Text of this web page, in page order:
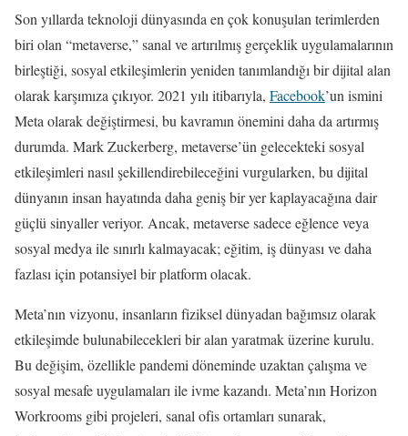
Son yıllarda teknoloji dünyasında en çok konuşulan terimlerden
biri olan “metaverse,” sanal ve artırılmış gerçeklik uygulamalarının
birleştiği, sosyal etkileşimlerin yeniden tanımlandığı bir dijital alan
olarak karşımıza çıkıyor. 2021 yılı itibarıyla, Facebook’un ismini
Meta olarak değiştirmesi, bu kavramın önemini daha da artırmış
durumda. Mark Zuckerberg, metaverse’ün gelecekteki sosyal
etkileşimleri nasıl şekillendirebileceğini vurgularken, bu dijital
dünyanın insan hayatında daha geniş bir yer kaplayacağına dair
güçlü sinyaller veriyor. Ancak, metaverse sadece eğlence veya
sosyal medya ile sınırlı kalmayacak; eğitim, iş dünyası ve daha
fazlası için potansiyel bir platform olacak.
Meta’nın vizyonu, insanların fiziksel dünyadan bağımsız olarak
etkileşimde bulunabilecekleri bir alan yaratmak üzerine kurulu.
Bu değişim, özellikle pandemi döneminde uzaktan çalışma ve
sosyal mesafe uygulamaları ile ivme kazandı. Meta’nın Horizon
Workrooms gibi projeleri, sanal ofis ortamları sunarak,